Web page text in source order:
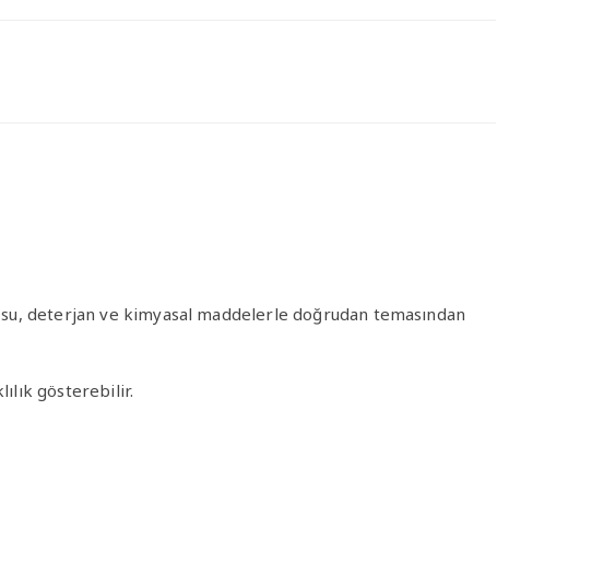
deterjan ve kimyasal maddelerle doğrudan temasından
gösterebilir.